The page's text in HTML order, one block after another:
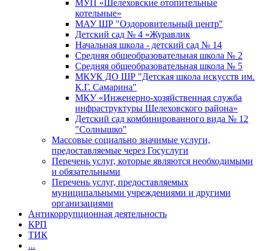
МУП «Шелеховские отопительные
котельные»
МАУ ШР "Оздоровительный центр"
Детский сад № 4 «Журавлик
Начальная школа - детский сад № 14
Средняя общеобразовательная школа № 2
Средняя общеобразовательная школа № 5
МКУК ДО ШР "Детская школа искусств им.
К.Г. Самарина"
МКУ «Инженерно-хозяйственная служба
инфраструктуры Шелеховского района»
Детский сад комбинированного вида № 12
"Солнышко"
Массовые социально значимые услуги,
предоставляемые через Госуслуги
Перечень услуг, которые являются необходимыми
и обязательными
Перечень услуг, предоставляемых
муниципальными учреждениями и другими
организациями
Антикоррупционная деятельность
КРП
ТИК
...